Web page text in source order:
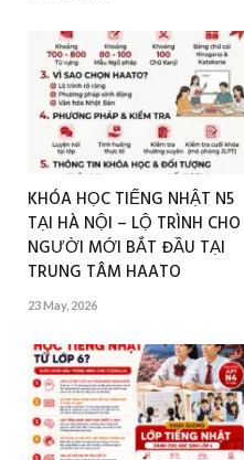
KHÓA HỌC TIẾNG NHẬT N5
TẠI HÀ NỘI – LỘ TRÌNH CHO
NGƯỜI MỚI BẮT ĐẦU TẠI
TRUNG TÂM HAATO
23 May, 2026